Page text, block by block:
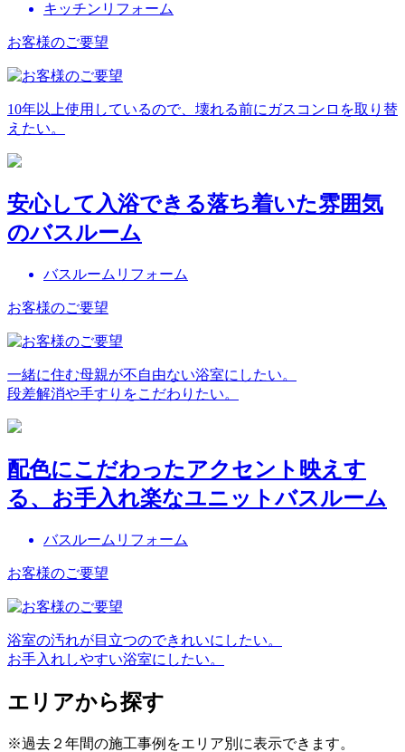
キッチンリフォーム
お客様のご要望
10年以上使用しているので、壊れる前にガスコンロを取り替
えたい。
安心して入浴できる落ち着いた雰囲気
のバスルーム
バスルームリフォーム
お客様のご要望
一緒に住む母親が不自由ない浴室にしたい。
段差解消や手すりをこだわりたい。
配色にこだわったアクセント映えす
る、お手入れ楽なユニットバスルーム
バスルームリフォーム
お客様のご要望
浴室の汚れが目立つのできれいにしたい。
お手入れしやすい浴室にしたい。
エリアから探す
※過去２年間の施工事例をエリア別に表示できます。